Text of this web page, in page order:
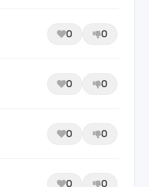
0 0
0 0
0 0
0 0